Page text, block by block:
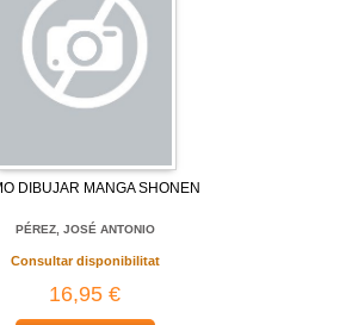
DIBUJAR MANGA SHONEN
PÉREZ, JOSÉ ANTONIO
Consultar disponibilitat
16,95 €